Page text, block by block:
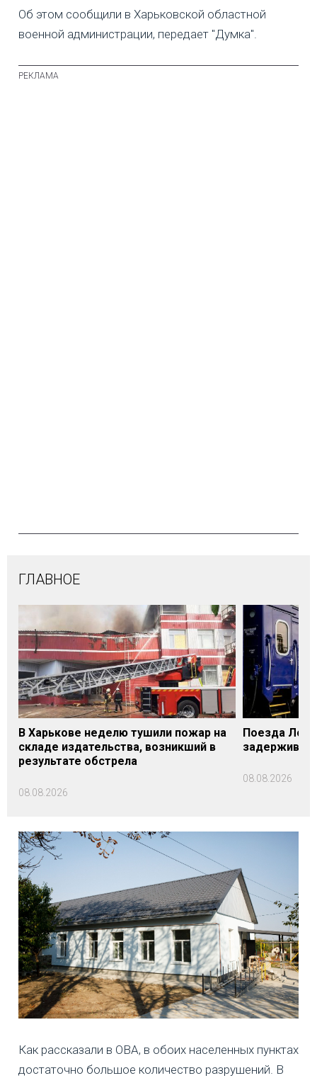
Об этом сообщили в Харьковской областной
военной администрации, передает "Думка".
ГЛАВНОЕ
В Харькове неделю тушили пожар на
складе издательства, возникший в
результате обстрела
08.08.2026
Поезда
08.08.2026
Как рассказали в ОВА, в обоих населенных пунктах
достаточно большое количество разрушений. В